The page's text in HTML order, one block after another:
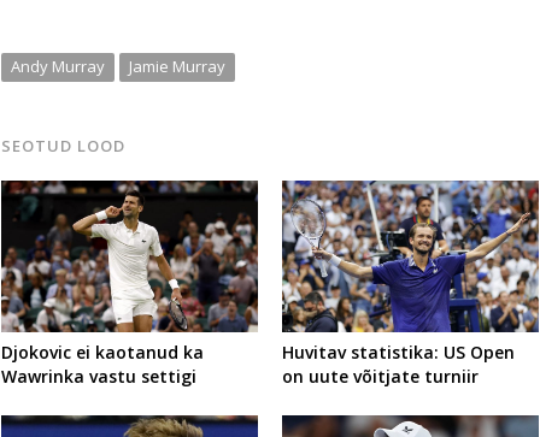
Andy Murray Jamie Murray
SEOTUD LOOD
Djokovic ei kaotanud ka
Wawrinka vastu settigi
Huvitav statistika: US Open
on uute võitjate turniir